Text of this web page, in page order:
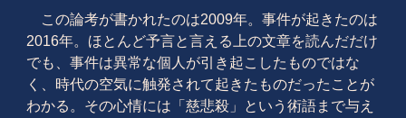
この論考が書かれたのは2009年。事件が起きたのは
2016年。ほとんど予言と言える上の文章を読んだだけ
でも、事件は異常な個人が引き起こしたものではな
く、時代の空気に触発されて起きたものだったことが
わかる。その心情には「慈悲殺」という術語まで与え